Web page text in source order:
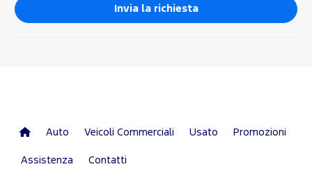
Auto Veicoli Commerciali Usato Promozioni
Assistenza Contatti